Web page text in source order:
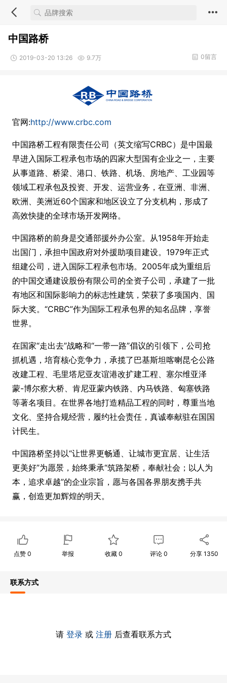
中国路桥
2019-03-20 13:26 9.7万 0留言
官网:http://www.crbc.com
中国路桥工程有限责任公司（英文缩写CRBC）是中国最
早进入国际工程承包市场的四家大型国有企业之一，主要
从事道路、桥梁、港口、铁路、机场、房地产、工业园等
领域工程承包及投资、开发、运营业务，在亚洲、非洲、
欧洲、美洲近60个国家和地区设立了分支机构，形成了
高效快捷的全球市场开发网络。
中国路桥的前身是交通部援外办公室。从1958年开始走
出国门，承担中国政府对外援助项目建设。1979年正式
组建公司，进入国际工程承包市场。2005年成为重组后
的中国交通建设股份有限公司的全资子公司，承建了一批
有地区和国际影响力的标志性建筑，荣获了多项国内、国
际大奖。“CRBC”作为国际工程承包界的知名品牌，享誉
世界。
在国家“走出去”战略和“一带一路”倡议的引领下，公司抢
抓机遇，培育核心竞争力，承揽了巴基斯坦喀喇昆仑公路
改建工程、毛里塔尼亚友谊港改扩建工程、塞尔维亚泽
蒙-博尔察大桥、肯尼亚蒙内铁路、内马铁路、匈塞铁路
等著名项目。在世界各地打造精品工程的同时，尊重当地
文化、坚持合规经营，履约社会责任，真诚奉献驻在国国
计民生。
中国路桥坚持以“让世界更畅通、让城市更宜居、让生活
更美好”为愿景，始终秉承“筑路架桥，奉献社会；以人为
本，追求卓越”的企业宗旨，愿与各国各界朋友携手共
赢，创造更加辉煌的明天。
点赞0 举报 收藏 0 评论0 分享1350
联系方式
请 登录 或 注册 后查看联系方式